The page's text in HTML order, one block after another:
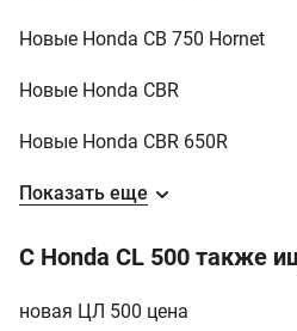
Новые Honda CB 750 Hornet
Новые Honda CBR
Новые Honda CBR 650R
Показать еще
С Honda CL 500 также
новая ЦЛ 500 цена